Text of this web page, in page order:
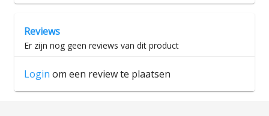
Reviews
Er zijn nog geen reviews van dit product
Login om een review te plaatsen